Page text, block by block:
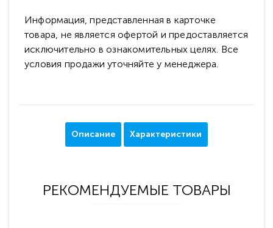
Информация, представленная в карточке
товара, не является офертой и предоставляется
исключительно в ознакомительных целях. Все
условия продажи уточняйте у менеджера.
Описание Характеристики
РЕКОМЕНДУЕМЫЕ ТОВАРЫ